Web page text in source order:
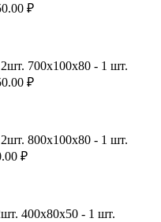
₽
700х100х80 - 1 шт.
₽
800х100х80 - 1 шт.
₽
400х80х50 - 1 шт.